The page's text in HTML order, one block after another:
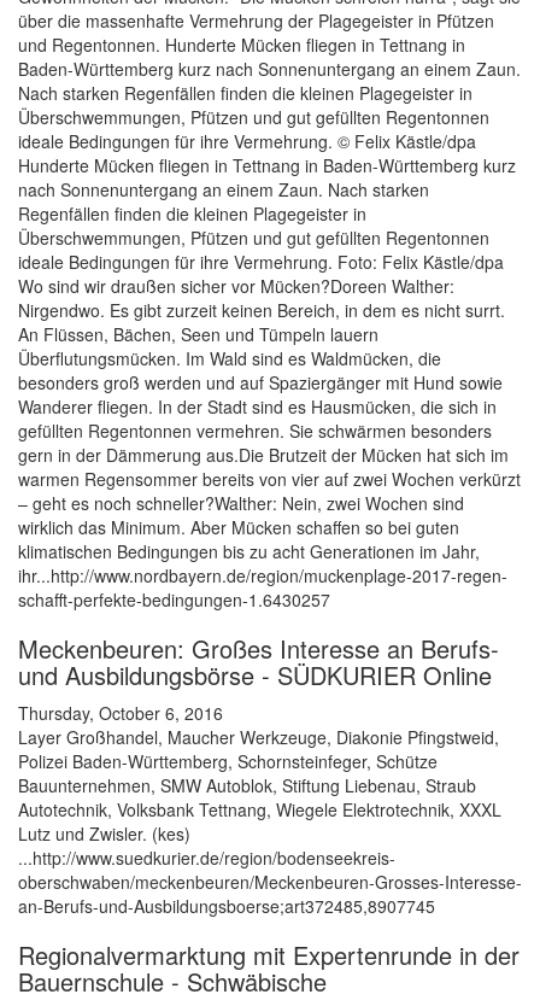
über die massenhafte Vermehrung der Plagegeister in Pfützen
und Regentonnen. Hunderte Mücken fliegen in Tettnang in
Baden-Württemberg kurz nach Sonnenuntergang an einem Zaun.
Nach starken Regenfällen finden die kleinen Plagegeister in
Überschwemmungen, Pfützen und gut gefüllten Regentonnen
ideale Bedingungen für ihre Vermehrung. © Felix Kästle/dpa
Hunderte Mücken fliegen in Tettnang in Baden-Württemberg kurz
nach Sonnenuntergang an einem Zaun. Nach starken
Regenfällen finden die kleinen Plagegeister in
Überschwemmungen, Pfützen und gut gefüllten Regentonnen
ideale Bedingungen für ihre Vermehrung. Foto: Felix Kästle/dpa
Wo sind wir draußen sicher vor Mücken?Doreen Walther:
Nirgendwo. Es gibt zurzeit keinen Bereich, in dem es nicht surrt.
An Flüssen, Bächen, Seen und Tümpeln lauern
Überflutungsmücken. Im Wald sind es Waldmücken, die
besonders groß werden und auf Spaziergänger mit Hund sowie
Wanderer fliegen. In der Stadt sind es Hausmücken, die sich in
gefüllten Regentonnen vermehren. Sie schwärmen besonders
gern in der Dämmerung aus.Die Brutzeit der Mücken hat sich im
warmen Regensommer bereits von vier auf zwei Wochen verkürzt
– geht es noch schneller?Walther: Nein, zwei Wochen sind
wirklich das Minimum. Aber Mücken schaffen so bei guten
klimatischen Bedingungen bis zu acht Generationen im Jahr,
ihr...http://www.nordbayern.de/region/muckenplage-2017-regen-
schafft-perfekte-bedingungen-1.6430257
Meckenbeuren: Großes Interesse an Berufs-
und Ausbildungsbörse - SÜDKURIER Online
Thursday, October 6, 2016
Layer Großhandel, Maucher Werkzeuge, Diakonie Pfingstweid,
Polizei Baden-Württemberg, Schornsteinfeger, Schütze
Bauunternehmen, SMW Autoblok, Stiftung Liebenau, Straub
Autotechnik, Volksbank Tettnang, Wiegele Elektrotechnik, XXXL
Lutz und Zwisler. (kes)
...http://www.suedkurier.de/region/bodenseekreis-
oberschwaben/meckenbeuren/Meckenbeuren-Grosses-Interesse-
an-Berufs-und-Ausbildungsboerse;art372485,8907745
Regionalvermarktung mit Expertenrunde in der
Bauernschule - Schwäbische